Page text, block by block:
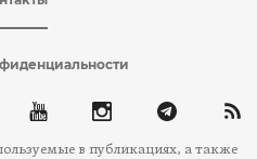
в публикациях, а также